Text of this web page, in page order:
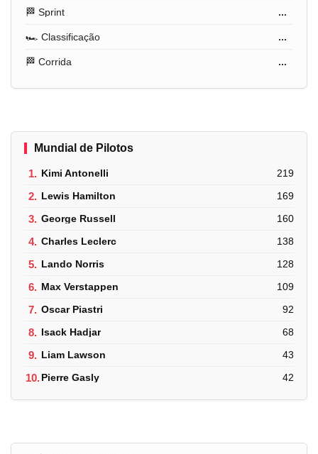
🏁 Sprint ...
🏎️ Classificação ...
🏁 Corrida ...
Mundial de Pilotos
1. Kimi Antonelli 219
2. Lewis Hamilton 169
3. George Russell 160
4. Charles Leclerc 138
5. Lando Norris 128
6. Max Verstappen 109
7. Oscar Piastri 92
8. Isack Hadjar 68
9. Liam Lawson 43
10.Pierre Gasly 42